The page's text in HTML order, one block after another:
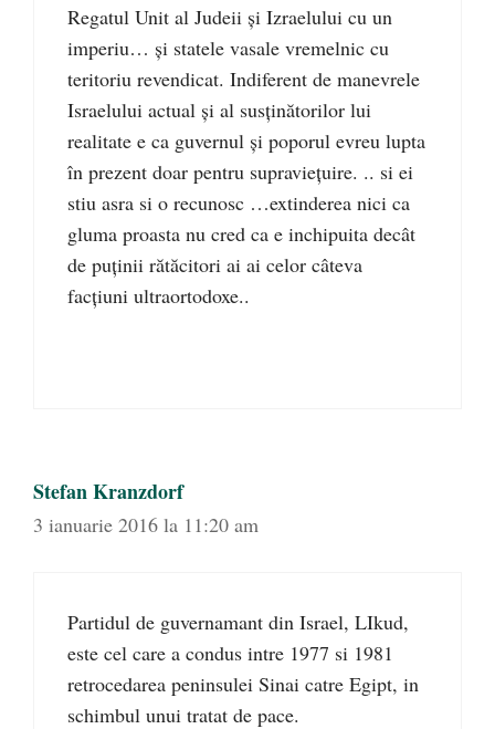
Regatul Unit al Judeii și Izraelului cu un
imperiu… și statele vasale vremelnic cu
teritoriu revendicat. Indiferent de manevrele
Israelului actual și al susținătorilor lui
realitate e ca guvernul și poporul evreu lupta
în prezent doar pentru supraviețuire. .. si ei
stiu asra si o recunosc …extinderea nici ca
gluma proasta nu cred ca e inchipuita decât
de puținii rătăcitori ai ai celor câteva
facțiuni ultraortodoxe..
Stefan Kranzdorf
3 ianuarie 2016 la 11:20 am
Partidul de guvernamant din Israel, LIkud,
este cel care a condus intre 1977 si 1981
retrocedarea peninsulei Sinai catre Egipt, in
schimbul unui tratat de pace.